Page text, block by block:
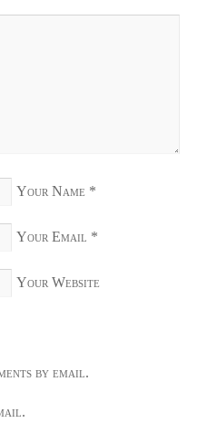
Your Name *
Your Email *
Your Website
by email.